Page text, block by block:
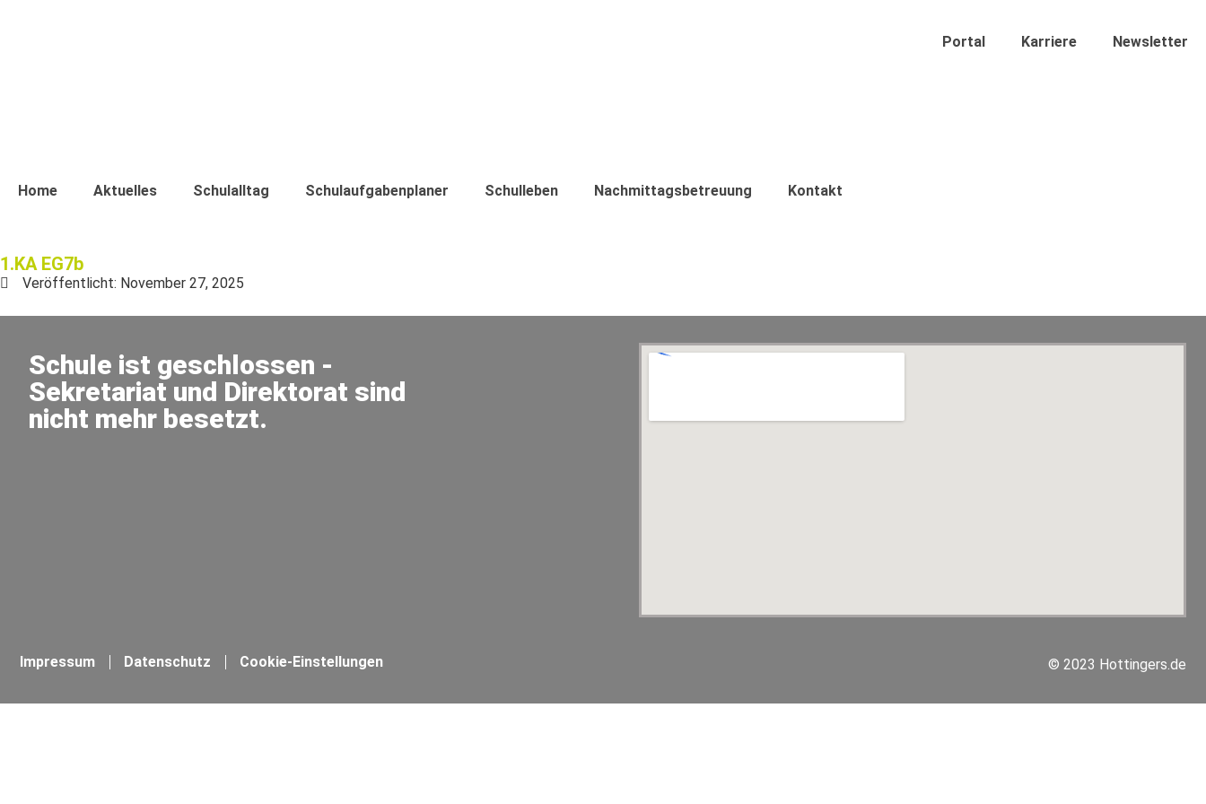
Portal Karriere Newsletter
Home Aktuelles Schulalltag Schulaufgabenplaner Schulleben Nachmittagsbetreuung Kontakt
1.KA EG7b
Veröffentlicht: November 27, 2025
Schule ist geschlossen -
Sekretariat und Direktorat sind
nicht mehr besetzt.
Impressum Datenschutz Cookie-Einstellungen © 2023 Hottingers.de